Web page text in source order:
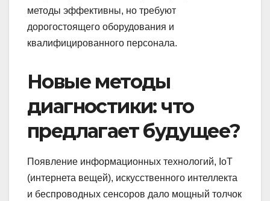
методы эффективны, но требуют
дорогостоящего оборудования и
квалифицированного персонала.
Новые методы
диагностики: что
предлагает будущее?
Появление информационных технологий, IoT
(интернета вещей), искусственного интеллекта
и беспроводных сенсоров дало мощный толчок